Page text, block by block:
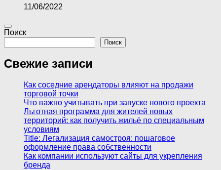
11/06/2022
Поиск
Поиск
Свежие записи
Как соседние арендаторы влияют на продажи
торговой точки
Что важно учитывать при запуске нового проекта
Льготная программа для жителей новых
территорий: как получить жильё по специальным
условиям
Title: Легализация самостроя: пошаговое
оформление права собственности
Как компании используют сайты для укрепления
бренда